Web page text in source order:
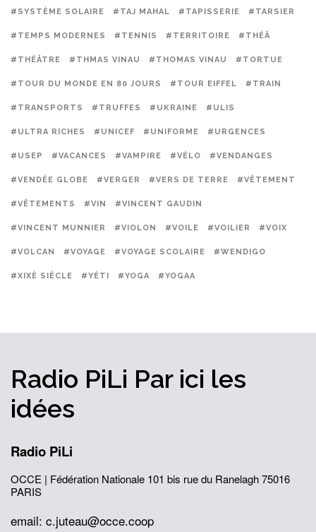
#SYSTÈME SOLAIRE #TAJ MAHAL #TAPISSERIE #TARSIER
#TEMPS MODERNES #TENNIS #TERRITOIRE #THÉÂ
#THÉÂTRE #THMAS VINAU #THOMAS VINAU #TORTUE
#TOUR DU MONDE EN 80 JOURS #TOUR EIFFEL #TRAIN
#TRANSPORTS #TRUFFES #UKRAINE #ULIS
#ULTRA RICHES #UNICEF #UNIFORME #URGENCES
#USEP #VACANCES #VAMPIRE #VÉLO #VENDANGES
#VENDÉE GLOBE #VERGER #VERS DE TERRE #VÊTEMENT
#VÊTEMENTS #VIN #VINCENT GAUDIN
#VINCENT MUNNIER #VIOLON #VOILE #VOILIER #VOIX
#VOLCAN #VOYAGE #VOYAGE SCOLAIRE #WENDIGO
#XIXÈ SIÈCLE #YÉTI #YOGA #YOGAA
Radio PiLi Par ici les
idées
Radio PiLi
OCCE | Fédération Nationale 101 bis rue du Ranelagh75016
PARIS
email: c.juteau@occe.coop